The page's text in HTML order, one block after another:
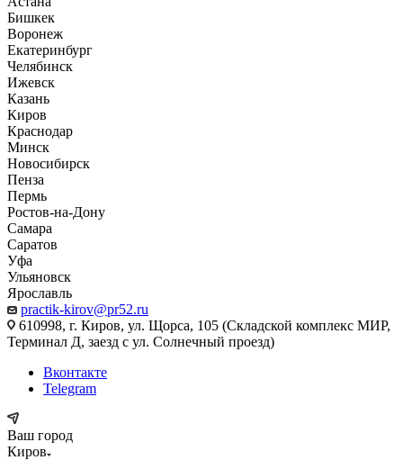
Бишкек
Воронеж
Екатеринбург
Челябинск
Ижевск
Казань
Киров
Краснодар
Минск
Новосибирск
Пенза
Пермь
Ростов-на-Дону
Самара
Саратов
Уфа
Ульяновск
Ярославль
practik-kirov@pr52.ru
610998, г. Киров, ул. Щорса, 105 (Складской комплекс МИР,
Терминал Д, заезд с ул. Солнечный проезд)
Вконтакте
Telegram
Ваш город
Киров